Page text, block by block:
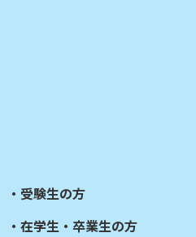
受験生の方
在学生・卒業生の方